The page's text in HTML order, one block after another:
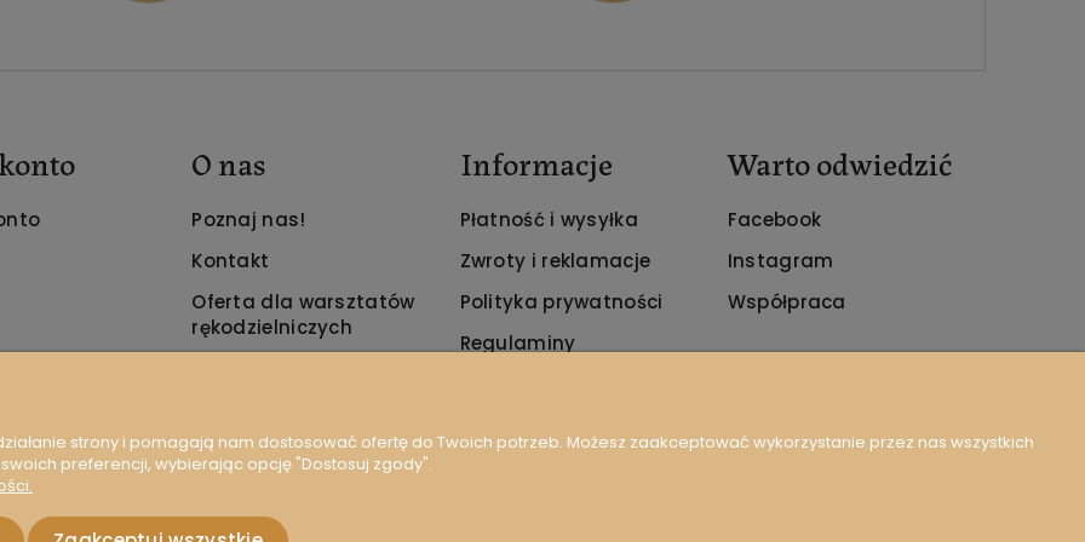
O nas
Poznaj nas!
Kontakt
Oferta dla warsztatów
rękodzielniczych
Informacje
Płatność i wysyłka
Zwroty i reklamacje
Polityka prywatności
Regulaminy
Warto odwiedzić
Facebook
Instagram
Współpraca
strony i pomagają nam dostosować ofertę do Twoich potrzeb. Możesz zaakceptować wykorzystanie przez nas wszystkich
preferencji, wybierając opcję "Dostosuj zgody".